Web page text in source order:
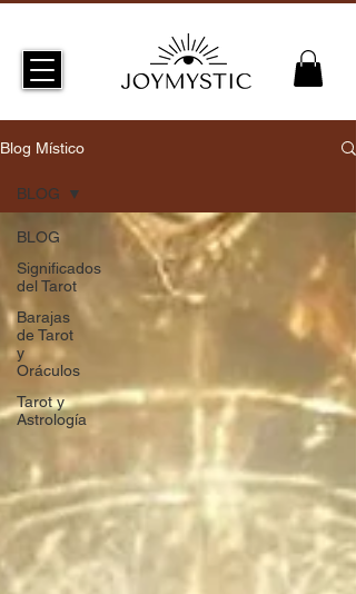
Blog Místico
BLOG
Significados
del Tarot
Barajas
de Tarot
y
Oráculos
Tarot y
Astrología
BLOG